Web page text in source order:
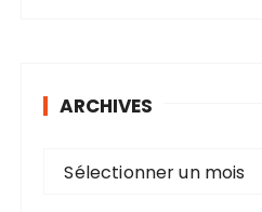
ARCHIVES
Sélectionner un mois